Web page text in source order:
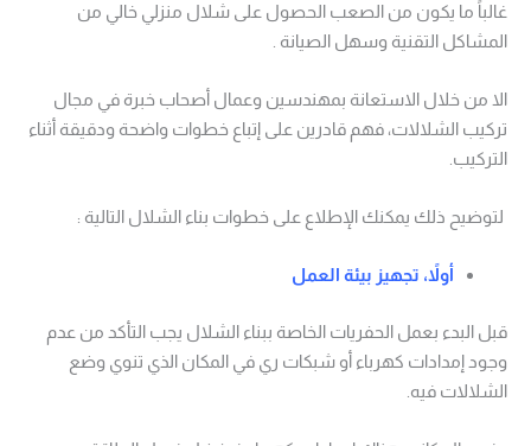
غالباً ما يكون من الصعب الحصول على شلال منزلي خالي من
المشاكل التقنية وسهل الصيانة .
الا من خلال الاستعانة بمهندسين وعمال أصحاب خبرة في مجال
تركيب الشلالات، فهم قادرين على إتباع خطوات واضحة ودقيقة أثناء
التركيب.
لتوضيح ذلك يمكنك الإطلاع على خطوات بناء الشلال التالية :
أولاً، تجهيز بيئة العمل
قبل البدء بعمل الحفريات الخاصة ببناء الشلال يجب التأكد من عدم
وجود إمدادات كهرباء أو شبكات ري في المكان الذي تنوي وضع
الشلالات فيه.